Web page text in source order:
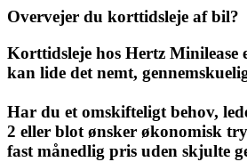
Overvejer du korttidsleje af bil?
Korttidsleje hos Hertz Minilease
kan lide det nemt,
Har du et omskifteligt behov,
2 eller blot ønsker økonomisk
fast månedlig pris uden skjulte